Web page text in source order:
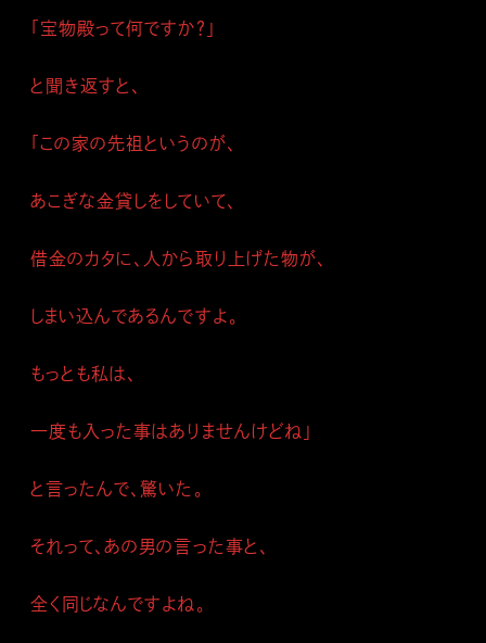
「宝物殿って何ですか？」
と聞き返すと、
「この家の先祖というのが、
あこぎな金貸しをしていて、
借金のカタに、人から取り上げた物が、
しまい込んであるんですよ。
もっとも私は、
一度も入った事はありませんけどね」
と言ったんで、驚いた。
それって、あの男の言った事と、
全く同じなんですよね。